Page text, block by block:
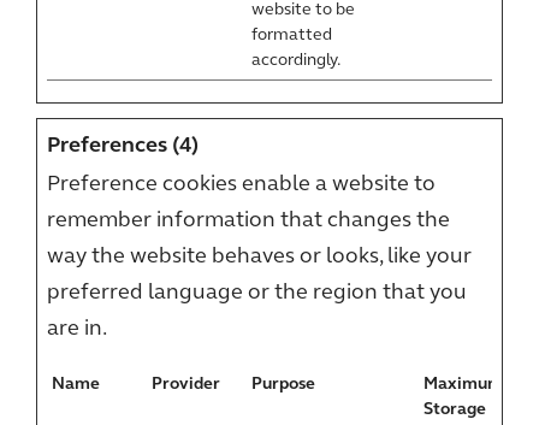
website to be
formatted
accordingly.
Preferences (4)
Preference cookies enable a website to
remember information that changes the
way the website behaves or looks, like your
preferred language or the region that you
are in.
Name Provider Purpose
Maximum
Storage